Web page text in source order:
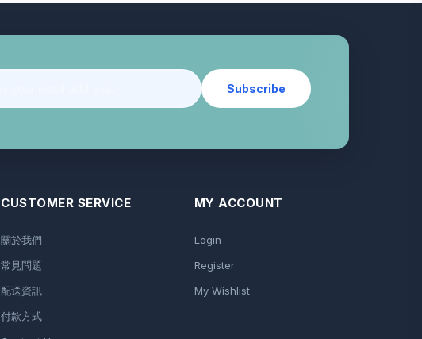
Subscribe
CUSTOMER SERVICE
關於我們
常見問題
配送資訊
付款方式
MY ACCOUNT
Login
Register
My Wishlist